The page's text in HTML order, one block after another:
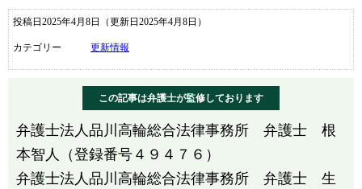
投稿日2025年4月8日 （更新日2025年4月8日）
カテゴリー 更新情報
この記事は弁護士が監修しております
弁護士法人品川高輪総合法律事務所 弁護士 根
本智人（登録番号４９４７６）
弁護士法人品川高輪総合法律事務所 弁護士 生